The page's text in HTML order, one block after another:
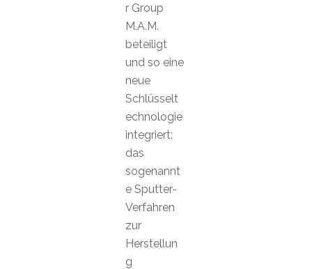
r Group
M.A.M.
beteiligt
und so eine
neue
Schlüsselt
echnologie
integriert:
das
sogenannt
e Sputter-
Verfahren
zur
Herstellun
g